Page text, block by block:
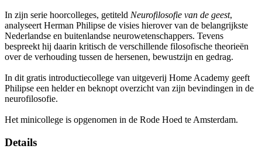
In zijn serie hoorcolleges, getiteld Neurofilosofie van de geest,
analyseert Herman Philipse de visies hierover van de belangrijkste
Nederlandse en buitenlandse neurowetenschappers. Tevens
bespreekt hij daarin kritisch de verschillende filosofische theorieën
over de verhouding tussen de hersenen, bewustzijn en gedrag.
In dit gratis introductiecollege van uitgeverij Home Academy geeft
Philipse een helder en beknopt overzicht van zijn bevindingen in de
neurofilosofie.
Het minicollege is opgenomen in de Rode Hoed te Amsterdam.
Details